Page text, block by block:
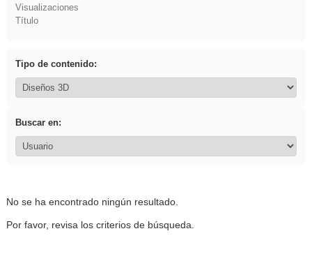
Visualizaciones
Título
Tipo de contenido:
Buscar en:
No se ha encontrado ningún resultado.
Por favor, revisa los criterios de búsqueda.